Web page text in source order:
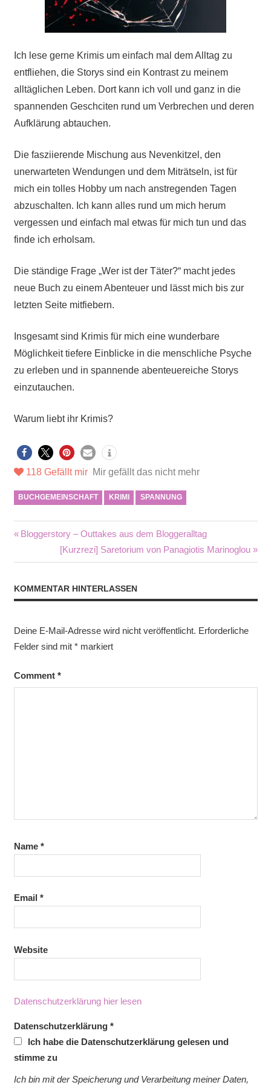
Ich lese gerne Krimis um einfach mal dem Alltag zu
entfliehen, die Storys sind ein Kontrast zu meinem
alltäglichen Leben. Dort kann ich voll und ganz in die
spannenden Geschciten rund um Verbrechen und deren
Aufklärung abtauchen.
Die fasziierende Mischung aus Nevenkitzel, den
unerwarteten Wendungen und dem Miträtseln, ist für
mich ein tolles Hobby um nach anstregenden Tagen
abzuschalten. Ich kann alles rund um mich herum
vergessen und einfach mal etwas für mich tun und das
finde ich erholsam.
Die ständige Frage „Wer ist der Täter?“ macht jedes
neue Buch zu einem Abenteuer und lässt mich bis zur
letzten Seite mitfiebern.
Insgesamt sind Krimis für mich eine wunderbare
Möglichkeit tiefere Einblicke in die menschliche Psyche
zu erleben und in spannende abenteuereiche Storys
einzutauchen.
Warum liebt ihr Krimis?
118Gefällt mir Mir gefällt das nicht mehr
BUCHGEMEINSCHAFT KRIMI SPANNUNG
Beitragsnavigation
Vorheriger
Bloggerstory – Outtakes aus dem Bloggeralltag
Nächster
Beitrag:
[Kurzrezi] Saretorium von Panagiotis Marinoglou
KOMMENTAR HINTERLASSEN
Deine E-Mail-Adresse wird nicht veröffentlicht. Erforderliche
Felder sind mit *markiert
Comment*
Name*
Email *
Website
Datenschutzerklärung hier lesen
Datenschutzerklärung*
Ich habe die Datenschutzerklärung gelesen und
stimme zu
Ich bin mit der Speicherung und Verarbeitung meiner Daten,